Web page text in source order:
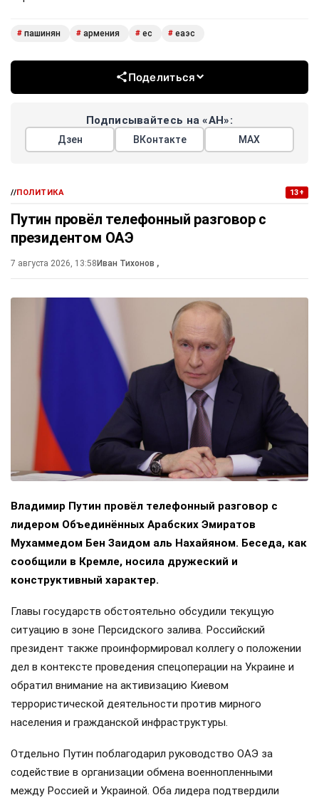
# пашинян # армения # ес # еаэс
Поделиться
Подписывайтесь на «АН»:
Дзен ВКонтакте МАХ
//ПОЛИТИКА 13+
Путин провёл телефонный разговор с
президентом ОАЭ
7 августа 2026, 13:58Иван Тихонов ,
Владимир Путин провёл телефонный разговор с
лидером Объединённых Арабских Эмиратов
Мухаммедом Бен Заидом аль Нахайяном. Беседа, как
сообщили в Кремле, носила дружеский и
конструктивный характер.
Главы государств обстоятельно обсудили текущую
ситуацию в зоне Персидского залива. Российский
президент также проинформировал коллегу о положении
дел в контексте проведения спецоперации на Украине и
обратил внимание на активизацию Киевом
террористической деятельности против мирного
населения и гражданской инфраструктуры.
Отдельно Путин поблагодарил руководство ОАЭ за
содействие в организации обмена военнопленными
между Россией и Украиной. Оба лидера подтвердили